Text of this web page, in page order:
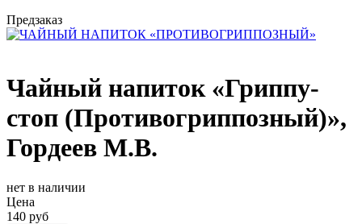
Предзаказ
Чайный напиток «Гриппу-
стоп (Противогриппозный)»,
Гордеев М.В.
нет в наличии
Цена
140 руб